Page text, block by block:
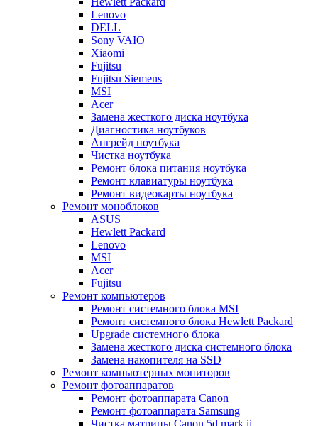
Lenovo
DELL
Sony VAIO
Xiaomi
Fujitsu
Fujitsu Siemens
MSI
Acer
Замена жесткого диска ноутбука
Диагностика ноутбуков
Апгрейд ноутбука
Чистка ноутбука
Ремонт блока питания ноутбука
Ремонт клавиатуры ноутбука
Ремонт видеокарты ноутбука
Ремонт моноблоков
ASUS
Hewlett Packard
Lenovo
MSI
Acer
Fujitsu
Ремонт компьютеров
Ремонт системного блока MSI
Ремонт системного блока Hewlett Packard
Upgrade системного блока
Замена жесткого диска системного блока
Замена накопителя на SSD
Ремонт компьютерных мониторов
Ремонт фотоаппаратов
Ремонт фотоаппарата Canon
Ремонт фотоаппарата Samsung
Чистка матрицы Canon 5d mark ii